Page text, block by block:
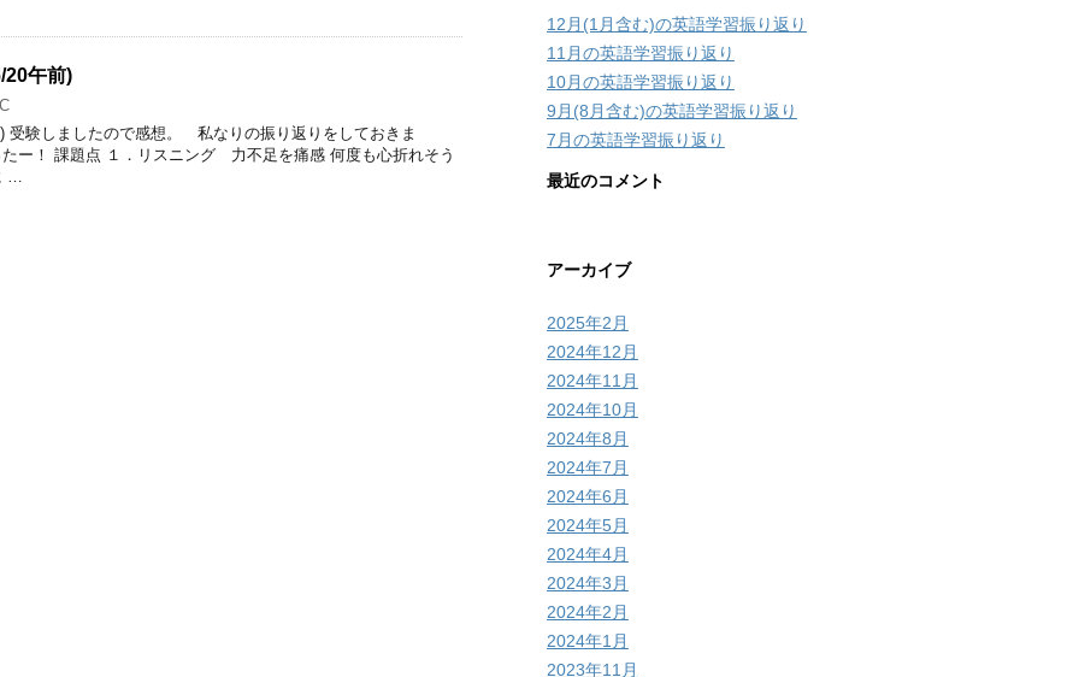
20午前)
受験しましたので感想。 私なりの振り返りをしておきま
ー！ 課題点 １．リスニング 力不足を痛感 何度も心折れそう
…
12月(1月含む)の英語学習振り返り
11月の英語学習振り返り
10月の英語学習振り返り
9月(8月含む)の英語学習振り返り
7月の英語学習振り返り
最近のコメント
アーカイブ
2025年2月
2024年12月
2024年11月
2024年10月
2024年8月
2024年7月
2024年6月
2024年5月
2024年4月
2024年3月
2024年2月
2024年1月
2023年11月